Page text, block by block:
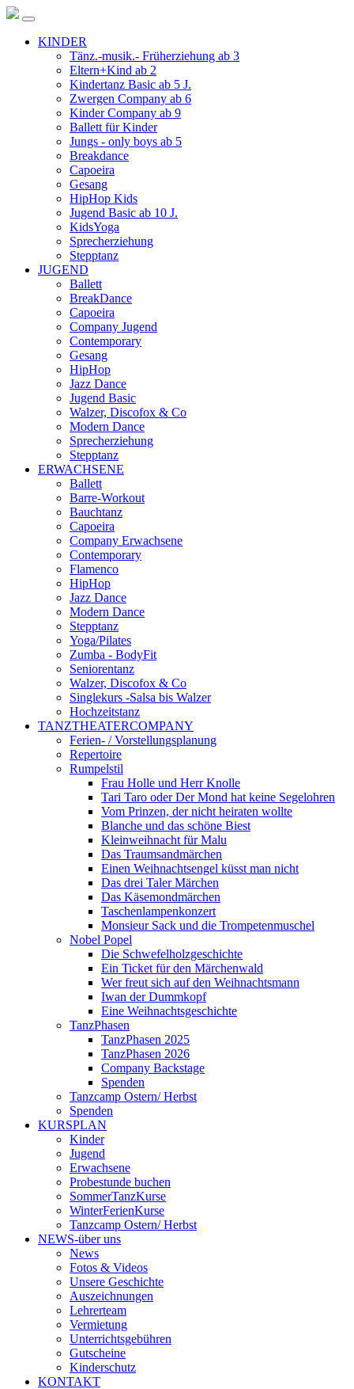
KINDER
Tänz.-musik.- Früherziehung ab 3
Eltern+Kind ab 2
Kindertanz Basic ab 5 J.
Zwergen Company ab 6
Kinder Company ab 9
Ballett für Kinder
Jungs - only boys ab 5
Breakdance
Capoeira
Gesang
HipHop Kids
Jugend Basic ab 10 J.
KidsYoga
Sprecherziehung
Stepptanz
JUGEND
Ballett
BreakDance
Capoeira
Company Jugend
Contemporary
Gesang
HipHop
Jazz Dance
Jugend Basic
Walzer, Discofox & Co
Modern Dance
Sprecherziehung
Stepptanz
ERWACHSENE
Ballett
Barre-Workout
Bauchtanz
Capoeira
Company Erwachsene
Contemporary
Flamenco
HipHop
Jazz Dance
Modern Dance
Stepptanz
Yoga/Pilates
Zumba - BodyFit
Seniorentanz
Walzer, Discofox & Co
Singlekurs -Salsa bis Walzer
Hochzeitstanz
TANZTHEATERCOMPANY
Ferien- / Vorstellungsplanung
Repertoire
Rumpelstil
Frau Holle und Herr Knolle
Tari Taro oder Der Mond hat keine Segelohren
Vom Prinzen, der nicht heiraten wollte
Blanche und das schöne Biest
Kleinweihnacht für Malu
Das Traumsandmärchen
Einen Weihnachtsengel küsst man nicht
Das drei Taler Märchen
Das Käsemondmärchen
Taschenlampenkonzert
Monsieur Sack und die Trompetenmuschel
Nobel Popel
Die Schwefelholzgeschichte
Ein Ticket für den Märchenwald
Wer freut sich auf den Weihnachtsmann
Iwan der Dummkopf
Eine Weihnachtsgeschichte
TanzPhasen
TanzPhasen 2025
TanzPhasen 2026
Company Backstage
Spenden
Tanzcamp Ostern/ Herbst
Spenden
KURSPLAN
Kinder
Jugend
Erwachsene
Probestunde buchen
SommerTanzKurse
WinterFerienKurse
Tanzcamp Ostern/ Herbst
NEWS-über uns
News
Fotos & Videos
Unsere Geschichte
Auszeichnungen
Lehrerteam
Vermietung
Unterrichtsgebühren
Gutscheine
Kinderschutz
KONTAKT